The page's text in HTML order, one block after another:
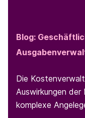
Blog:
Die
Auswirkungen
komplexe